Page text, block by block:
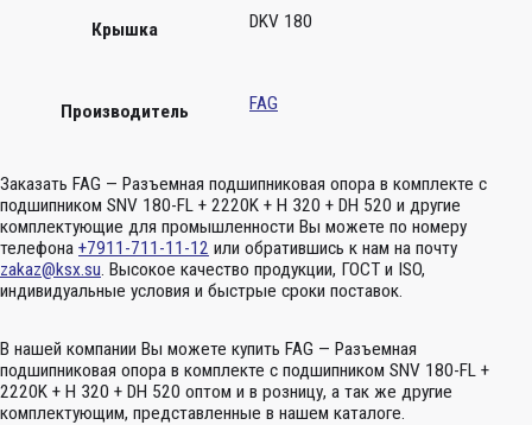
Крышка DKV 180
Производитель FAG
Заказать FAG — Разъемная подшипниковая опора в комплекте с
подшипником SNV 180-FL + 2220K + H 320 + DH 520 и другие
комплектующие для промышленности Вы можете по номеру
телефона +7911-711-11-12 или обратившись к нам на почту
zakaz@ksx.su. Высокое качество продукции, ГОСТ и ISO,
индивидуальные условия и быстрые сроки поставок.
В нашей компании Вы можете купить FAG — Разъемная
подшипниковая опора в комплекте с подшипником SNV 180-FL +
2220K + H 320 + DH 520 оптом и в розницу, а так же другие
комплектующим, представленные в нашем каталоге.